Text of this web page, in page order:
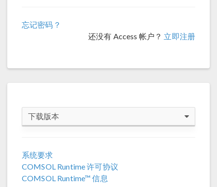
忘记密码？
还没有 Access 帐户？ 立即注册
下载版本
COMSOL 6.3
系统要求
COMSOL Runtime 许可协议
COMSOL Runtime™ 信息